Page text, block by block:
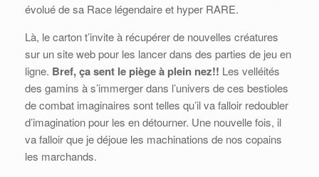
évolué de sa Race légendaire et hyper RARE.
Là, le carton t’invite à récupérer de nouvelles créatures
sur un site web pour les lancer dans des parties de jeu en
ligne. Bref, ça sent le piège à plein nez!! Les velléités
des gamins à s’immerger dans l’univers de ces bestioles
de combat imaginaires sont telles qu’il va falloir redoubler
d’imagination pour les en détourner. Une nouvelle fois, il
va falloir que je déjoue les machinations de nos copains
les marchands.